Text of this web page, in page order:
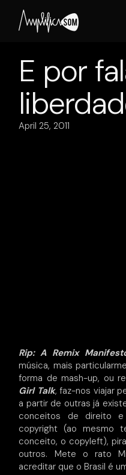
content
E por
April 25, 2011
Rip: A Remix
música, mais
forma de mash-up, ou
Girl Talk, faz-nos viajar
a partir de outras já
conceitos de direito e
copyright (ao mesmo
conceito, o copyleft),
outros. Mete o rato
acreditar que o Brasil é